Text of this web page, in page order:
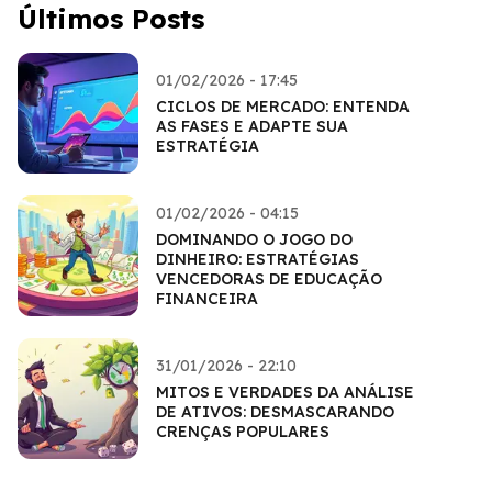
Últimos Posts
01/02/2026 - 17:45
CICLOS DE MERCADO: ENTENDA
AS FASES E ADAPTE SUA
ESTRATÉGIA
01/02/2026 - 04:15
DOMINANDO O JOGO DO
DINHEIRO: ESTRATÉGIAS
VENCEDORAS DE EDUCAÇÃO
FINANCEIRA
31/01/2026 - 22:10
MITOS E VERDADES DA ANÁLISE
DE ATIVOS: DESMASCARANDO
CRENÇAS POPULARES